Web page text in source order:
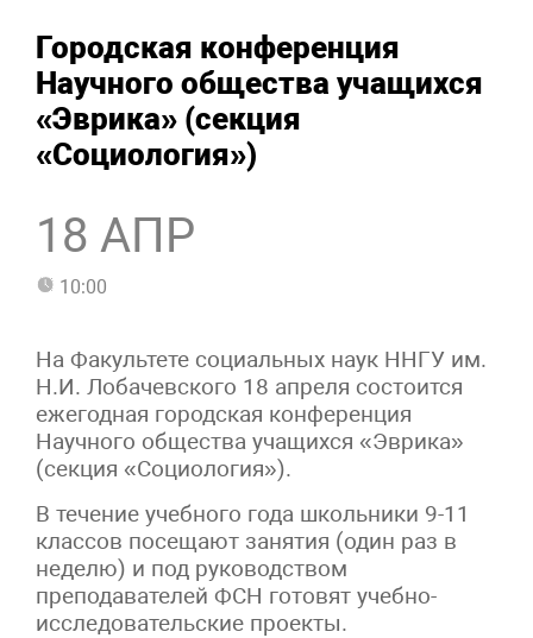
Городская конференция
Научного общества учащихся
«Эврика» (секция
«Социология»)
18 АПР
10:00
На Факультете социальных наук ННГУ им.
Н.И. Лобачевского 18 апреля состоится
ежегодная городская конференция
Научного общества учащихся «Эврика»
(секция «Социология»).
В течение учебного года школьники 9-11
классов посещают занятия (один раз в
неделю) и под руководством
преподавателей ФСН готовят учебно-
исследовательские проекты.